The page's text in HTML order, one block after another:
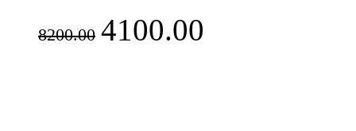
8200.00 4100.00